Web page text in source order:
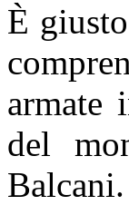
È
armate
del
Balcani.